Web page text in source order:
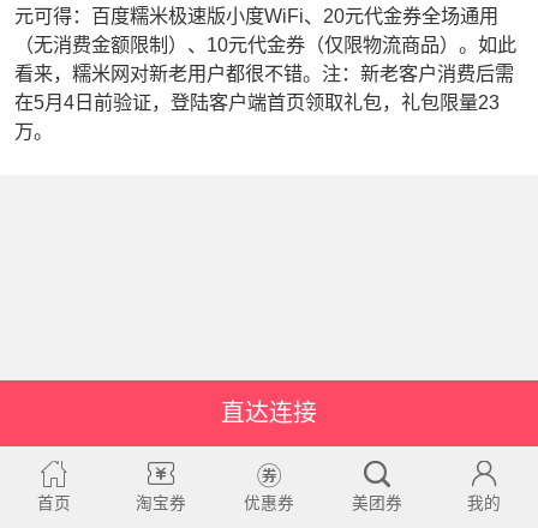
元可得：百度糯米极速版小度WiFi、20元代金券全场通用
（无消费金额限制）、10元代金券（仅限物流商品）。如此
看来，糯米网对新老用户都很不错。注：新老客户消费后需
在5月4日前验证，登陆客户端首页领取礼包，礼包限量23
万。
直达连接
首页 淘宝券 优惠券 美团券 我的